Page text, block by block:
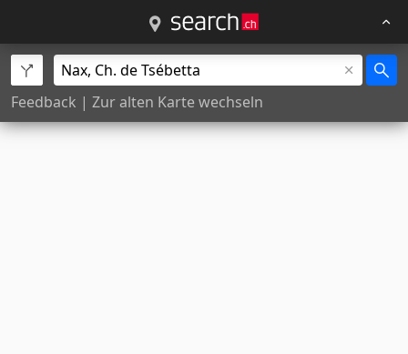
Feedback | Zur alten Karte wechseln